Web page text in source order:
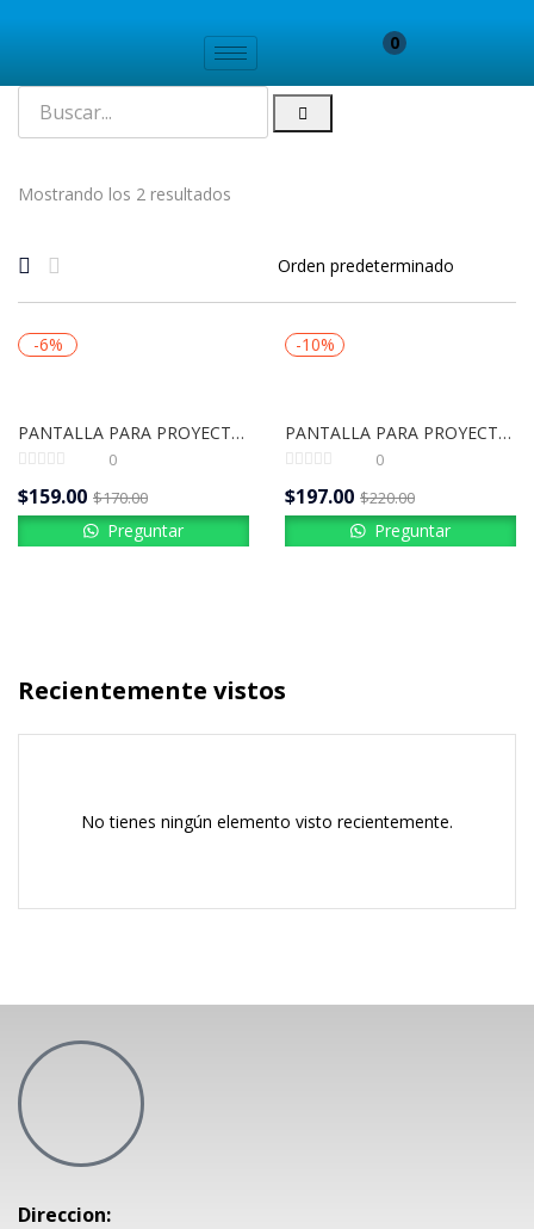
0
Mostrando los 2 resultados
-6%
PANTALLA PARA PROYECTOR | ENGLAND SCREENS PP-43100 100″ | CONTROL REMOTO
0
$159.00 $170.00
Preguntar
-10%
PANTALLA PARA PROYECTOR | ENGLAND SCREENS PP-43120 120″ | CONTROL REMOTO
0
$197.00 $220.00
Preguntar
Recientemente vistos
No tienes ningún elemento visto recientemente.
Direccion: